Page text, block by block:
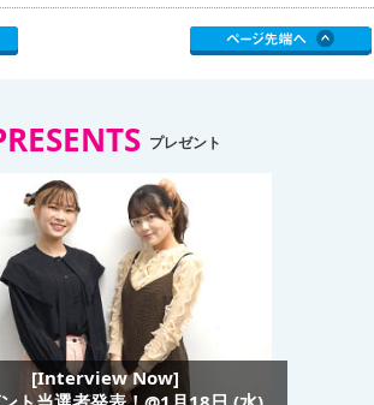
プレゼント
[Interview Now]